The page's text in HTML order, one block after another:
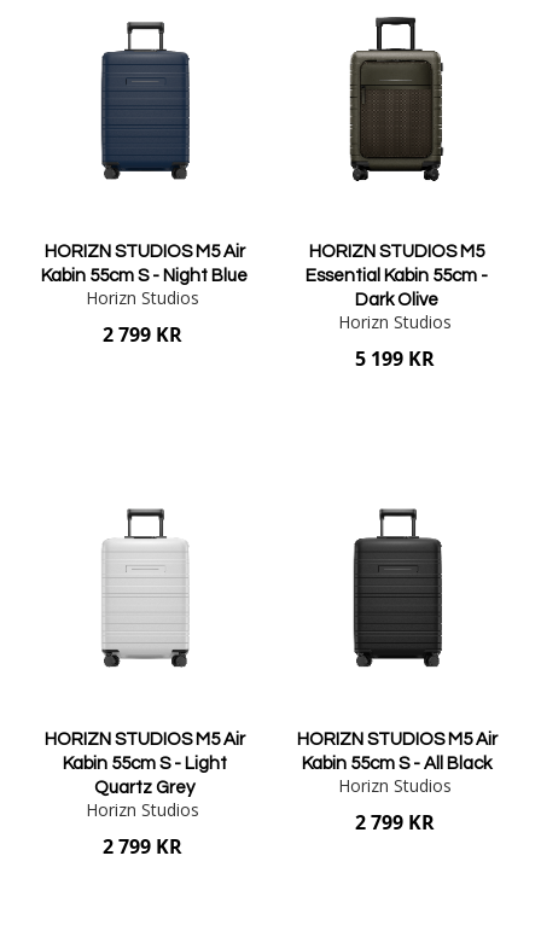
HORIZN STUDIOS M5 Air
Kabin 55cm S - Night Blue
Horizn Studios
2 799 KR
HORIZN STUDIOS M5
Essential Kabin 55cm -
Dark Olive
Horizn Studios
5 199 KR
HORIZN STUDIOS M5 Air
Kabin 55cm S - Light
Quartz Grey
Horizn Studios
2 799 KR
HORIZN STUDIOS M5 Air
Kabin 55cm S - All Black
Horizn Studios
2 799 KR